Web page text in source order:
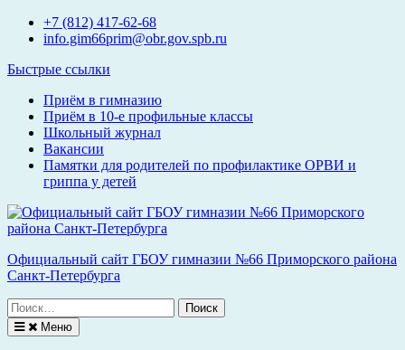
Перейти+7 (812) 417-62-68
info.gim66prim@obr.gov.spb.ru
Быстрые ссылки
Приём в гимназию
Приём в 10-е профильные классы
Школьный журнал
Вакансии
Памятки для родителей по профилактике ОРВИ и
гриппа у детей
Официальный сайт ГБОУ гимназии №66 Приморского района
Санкт-Петербурга
Поиск
по:
Меню